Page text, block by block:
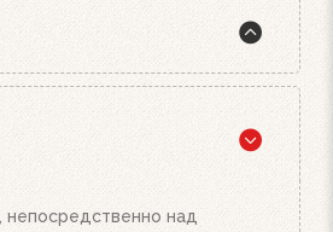
заполненный углем
непосредственно над